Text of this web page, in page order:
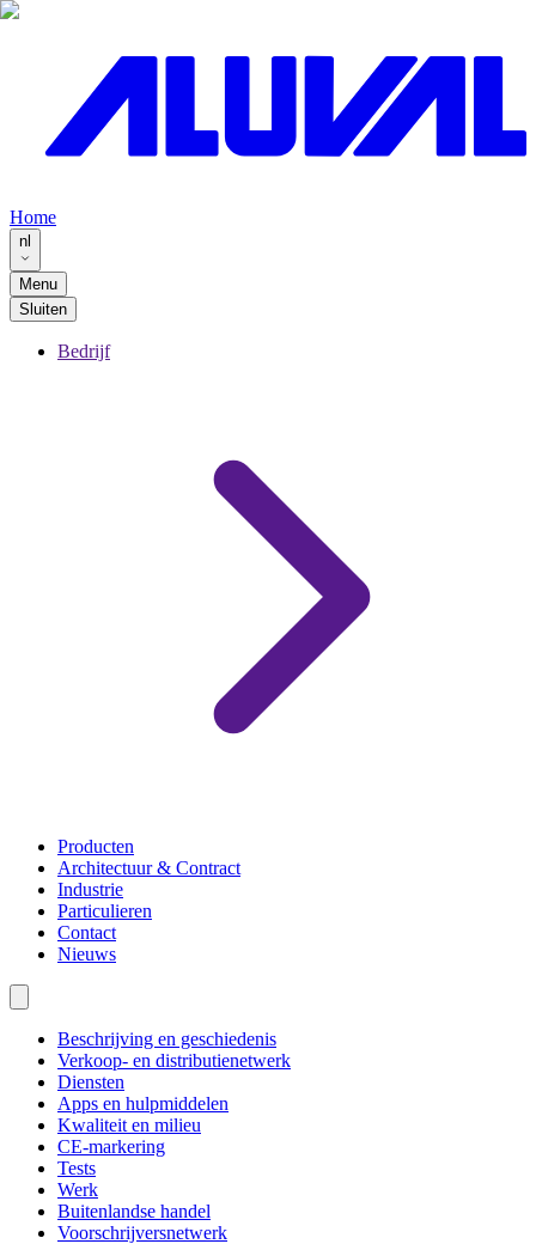
Home
nl
Menu
Sluiten
Bedrijf
Producten
Architectuur & Contract
Industrie
Particulieren
Contact
Nieuws
Beschrijving en geschiedenis
Verkoop- en distributienetwerk
Diensten
Apps en hulpmiddelen
Kwaliteit en milieu
CE-markering
Tests
Werk
Buitenlandse handel
Voorschrijversnetwerk